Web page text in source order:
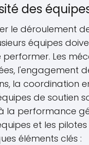
des
le déroulement
équipes
performer. Les
l'engagement
la coordination
de soutien
la performance
et les
éléments clés :